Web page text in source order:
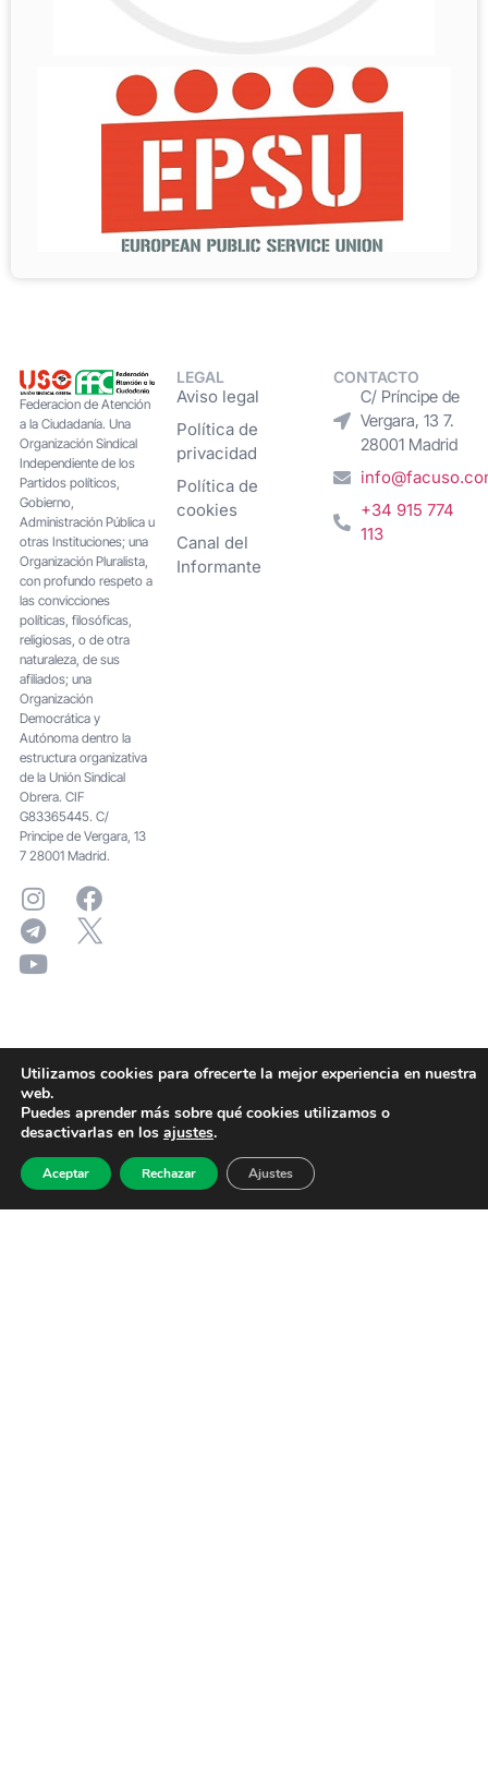
Federacion de Atención
a la Ciudadanía. Una
Organización Sindical
Independiente de los
Partidos políticos,
Gobierno,
Administración Pública u
otras Instituciones; una
Organización Pluralista,
con profundo respeto a
las convicciones
políticas, filosóficas,
religiosas, o de otra
naturaleza, de sus
afiliados; una
Organización
Democrática y
Autónoma dentro la
estructura organizativa
de la Unión Sindical
Obrera. CIF
G83365445. C/
Principe de Vergara, 13
7 28001 Madrid.
LEGAL
Aviso legal
Política de
privacidad
Política de
cookies
Canal del
Informante
CONTACTO
C/ Príncipe de
Vergara, 13 7.
28001 Madrid
+34 915 774
113
Utilizamos cookies para ofrecerte la mejor experiencia en nuestra
web.
Puedes aprender más sobre qué cookies utilizamos o
desactivarlas en los ajustes.
Aceptar Rechazar Ajustes